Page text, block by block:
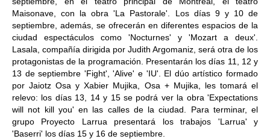
Maisonave, con la obra 'La Pastorale'. Los días 9 y 10 de
septiembre, además, se ofrecerán en diferentes espacios de la
ciudad espectáculos como 'Nocturnes' y 'Mozart a deux'.
Lasala, compañía dirigida por Judith Argomaniz, será otra de los
protagonistas de la programación. Presentarán los días 11, 12 y
13 de septiembre 'Fight', 'Alive' e 'IU'. El dúo artístico formado
por Jaiotz Osa y Xabier Mujika, Osa + Mujika, les tomará el
relevo: los días 13, 14 y 15 se podrá ver la obra 'Expectations
will not kill you' en las calles de la ciudad. Para terminar, el
grupo Proyecto Larrua presentará los trabajos 'Larrua' y
'Baserri' los días 15 y 16 de septiembre.